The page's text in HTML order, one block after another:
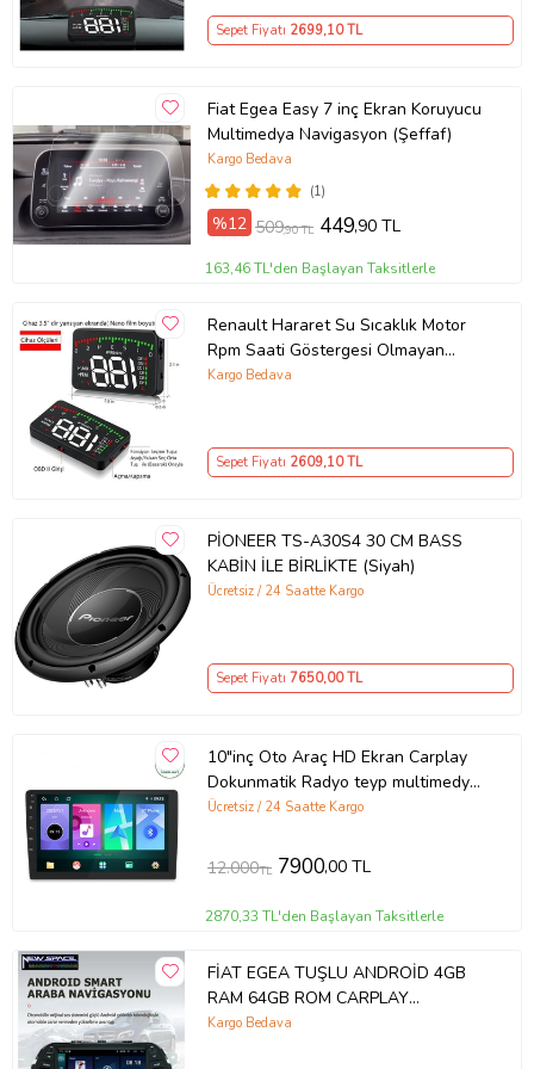
Sepet Fiyatı 2699,10 TL
Fiat Egea Easy 7 inç Ekran Koruyucu
Multimedya Navigasyon (Şeffaf)
(1)
Kargo Bedava
%12 509,90 TL 449,90 TL
163,46 TL'den Başlayan Taksitlerle
Renault Hararet Su Sıcaklık Motor
Rpm Saati Göstergesi Olmayan
Arabalar Için Dijital Gösterge Ekranı
Kargo Bedava
Sepet Fiyatı 2609,10 TL
PİONEER TS-A30S4 30 CM BASS
KABİN İLE BİRLİKTE (Siyah)
Ücretsiz / 24 Saatte Kargo
Sepet Fiyatı 7650,00 TL
10"inç Oto Araç HD Ekran Carplay
Dokunmatik Radyo teyp multimedya
WIFI Video oynatıcı Apple veya
Ücretsiz / 24 Saatte Kargo
12.000TL 7900,00 TL
2870,33 TL'den Başlayan Taksitlerle
FİAT EGEA TUŞLU ANDROİD 4GB
RAM 64GB ROM CARPLAY
NAVİGASYON MULTİMEDYA
Kargo Bedava